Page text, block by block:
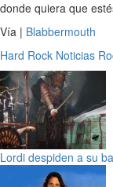
donde quiera que
Vía | Blabbermouth
Hard Rock Noticias
Lordi despiden a su